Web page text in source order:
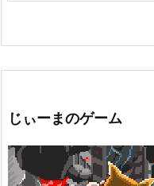
じぃーまのゲーム